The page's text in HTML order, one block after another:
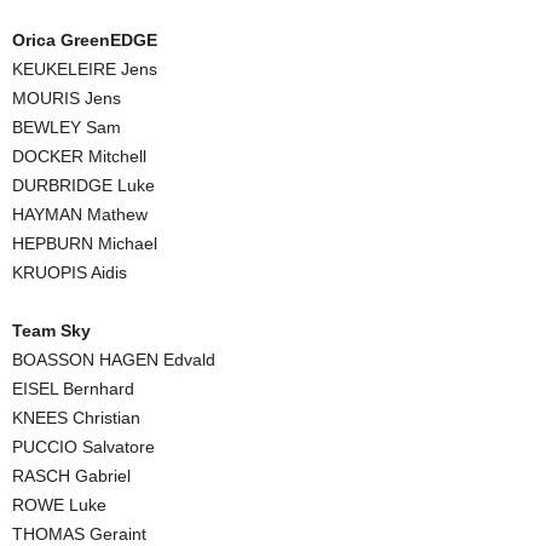
Orica GreenEDGE
KEUKELEIRE Jens
MOURIS Jens
BEWLEY Sam
DOCKER Mitchell
DURBRIDGE Luke
HAYMAN Mathew
HEPBURN Michael
KRUOPIS Aidis
Team Sky
BOASSON HAGEN Edvald
EISEL Bernhard
KNEES Christian
PUCCIO Salvatore
RASCH Gabriel
ROWE Luke
THOMAS Geraint